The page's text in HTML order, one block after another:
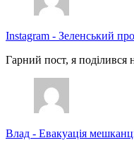
Instagram - Зеленський
Гарний пост, я поділився
Влад - Евакуація